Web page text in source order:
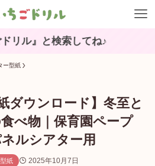
索してね♪
ー型紙
ダウンロード】冬至と
べ物｜保育園ペープ
ルシアター用
紙 2025年10月7日